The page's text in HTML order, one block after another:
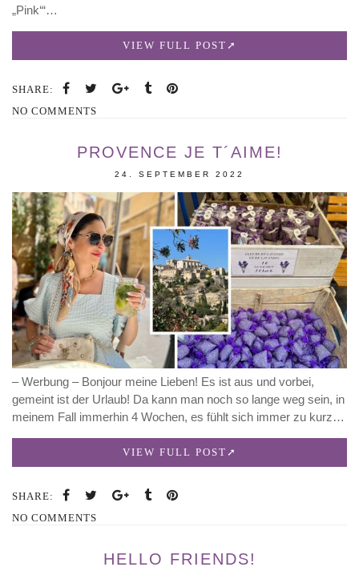
„Pink‘“…
VIEW FULL POST
SHARE:
NO COMMENTS
PROVENCE JE T´AIME!
24. SEPTEMBER 2022
– Werbung – Bonjour meine Lieben! Es ist aus und vorbei,
gemeint ist der Urlaub! Da kann man noch so lange weg sein, in
meinem Fall immerhin 4 Wochen, es fühlt sich immer zu kurz…
VIEW FULL POST
SHARE:
NO COMMENTS
HELLO FRIENDS!